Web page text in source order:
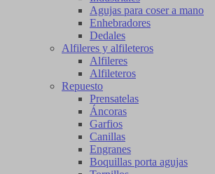
Agujas para coser a mano
Enhebradores
Dedales
Alfileres y alfileteros
Alfileres
Alfileteros
Repuesto
Prensatelas
Áncoras
Garfios
Canillas
Engranes
Boquillas porta agujas